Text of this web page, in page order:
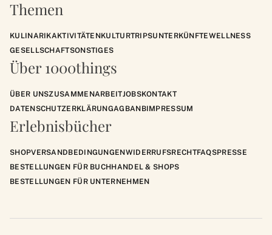
Themen
KULINARIKAKTIVITÄTENKULTURTRIPSUNTERKÜNFTEWELLNESS
GESELLSCHAFTSONSTIGES
Über 1000things
ÜBER UNSZUSAMMENARBEITJOBSKONTAKT
DATENSCHUTZERKLÄRUNGAGBANBIMPRESSUM
Erlebnisbücher
SHOPVERSANDBEDINGUNGENWIDERRUFSRECHTFAQSPRESSE
BESTELLUNGEN FÜR BUCHHANDEL & SHOPS
BESTELLUNGEN FÜR UNTERNEHMEN